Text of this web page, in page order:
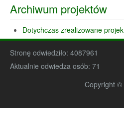
Archiwum projektów
Dotychczas zrealizowane
Stronę odwiedziło: 4087961
Aktualnie odwiedza osób: 71
Copyright ©